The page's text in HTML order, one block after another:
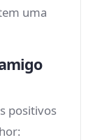
uma
positivos